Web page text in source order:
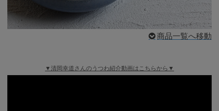
商品一覧へ移動
▼清岡幸道さんのうつわ紹介動画はこちらから▼